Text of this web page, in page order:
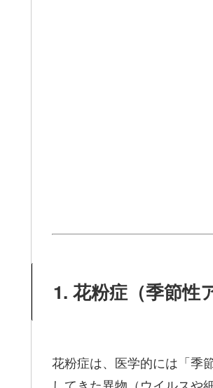
1. 花粉症（季節性
花粉症は、医学的には「季
してきた異物（ウイルスや